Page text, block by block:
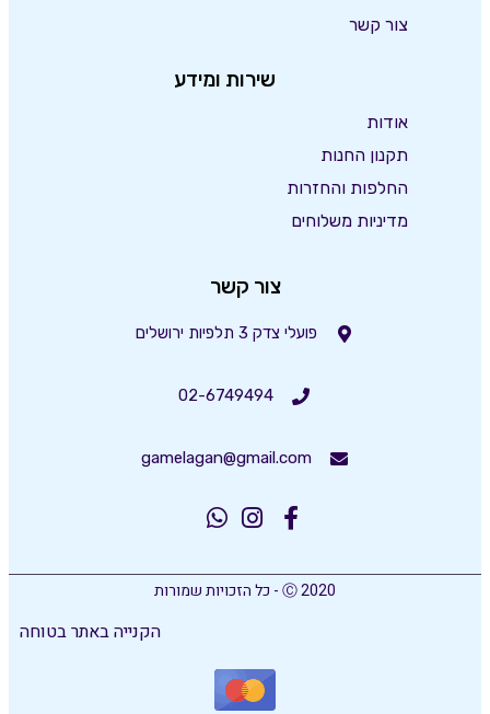
צור קשר
שירות ומידע
אודות
תקנון החנות
החלפות והחזרות
מדיניות משלוחים
צור קשר
פועלי צדק 3 תלפיות ירושלים
02-6749494
gamelagan@gmail.com
Ⓒ 2020 - כל הזכויות שמורות
הקנייה באתר בטוחה